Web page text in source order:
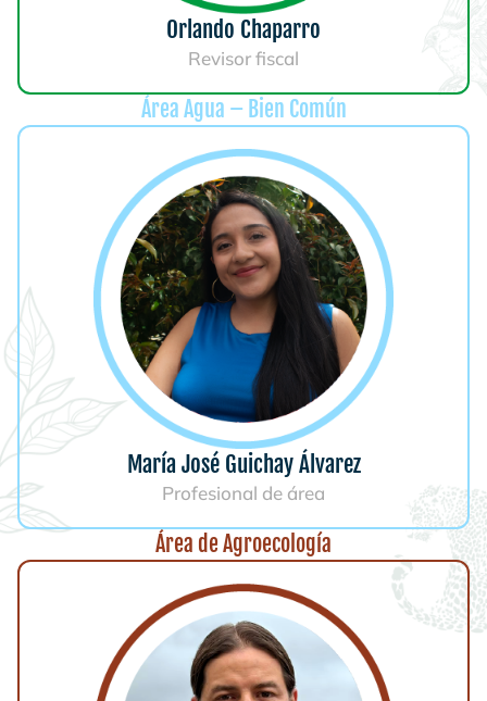
Orlando Chaparro
Revisor fiscal
Área Agua – Bien Común
María José Guichay Álvarez
Profesional de área
Área de Agroecología